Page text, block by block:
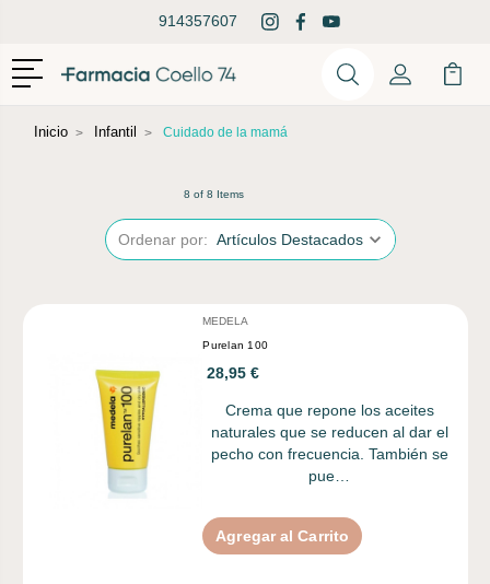
914357607
Menú
BuscarMi Cuenta
Mi
Inicio Infantil Cuidado de la mamá
8 of 8 Items
Ordenar por:
MEDELA
Purelan 100
28,95 €
Crema que repone los aceites
naturales que se reducen al dar el
pecho con frecuencia. También se
pue…
Agregar al Carrito